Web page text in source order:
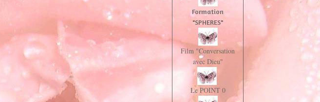
Formation
"SPHERES"
Film "Conversation
avec Dieu"
Le POINT 0